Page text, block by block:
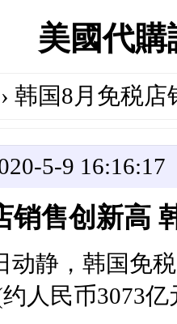
美國代
› 韩国8月免税
5-9 16:16:17
销售创新高
动静，韩国免
人民币3073